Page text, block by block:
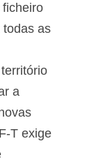
todas as
a
T exige